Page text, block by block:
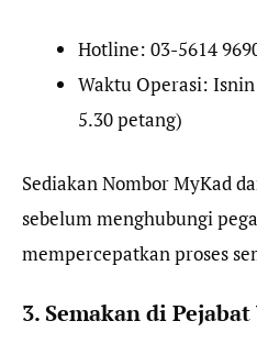
Hotline: 03-5614
Waktu Operasi:
5.30 petang)
Sediakan Nombor MyKad
sebelum menghubungi
mempercepatkan proses
3. Semakan di